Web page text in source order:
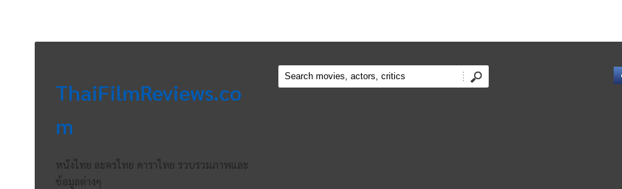
ThaiFilmReviews.co
m
หนังไทย ละครไทย ดาราไทย รวบรวมภาพและ
ข้อมูลต่างๆ